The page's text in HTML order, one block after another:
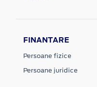
FINANTARE
Persoane fizice
Persoane juridice